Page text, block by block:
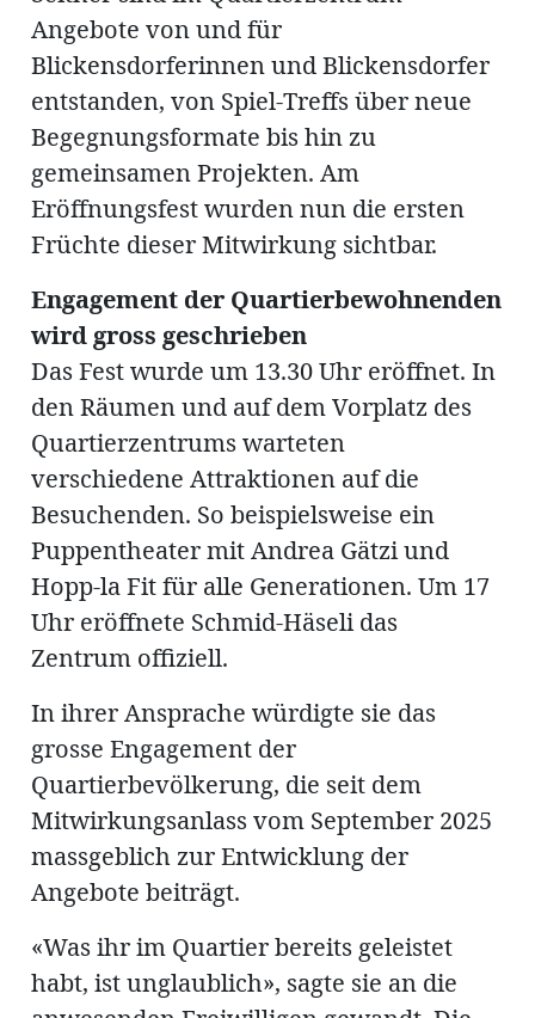
Angebote von und für
Blickensdorferinnen und Blickensdorfer
entstanden, von Spiel-Treffs über neue
Begegnungsformate bis hin zu
gemeinsamen Projekten. Am
Eröffnungsfest wurden nun die ersten
Früchte dieser Mitwirkung sichtbar.
Engagement der Quartierbewohnenden
wird gross geschrieben
Das Fest wurde um 13.30 Uhr eröffnet. In
den Räumen und auf dem Vorplatz des
Quartierzentrums warteten
verschiedene Attraktionen auf die
Besuchenden. So beispielsweise ein
Puppentheater mit Andrea Gätzi und
Hopp-la Fit für alle Generationen. Um 17
Uhr eröffnete Schmid-Häseli das
Zentrum offiziell.
In ihrer Ansprache würdigte sie das
grosse Engagement der
Quartierbevölkerung, die seit dem
Mitwirkungsanlass vom September 2025
massgeblich zur Entwicklung der
Angebote beiträgt.
«Was ihr im Quartier bereits geleistet
habt, ist unglaublich», sagte sie an die